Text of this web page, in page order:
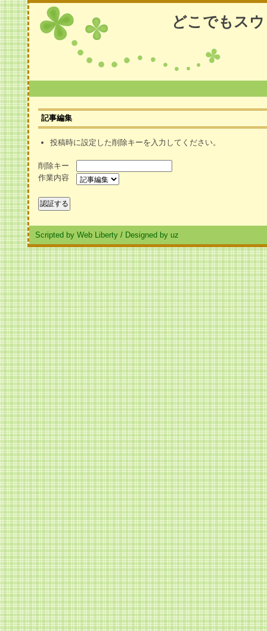
どこでもス
記事編集
投稿時に設定した削除キーを入力してください。
削除キー
作業内容
Scripted by Web Liberty / Designed by uz